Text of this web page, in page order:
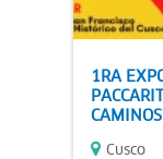
1RA
Cusco